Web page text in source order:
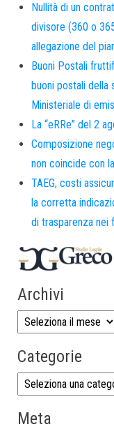
Nullità di un
divisore (360 o
allegazione del
Buoni Postali
buoni postali della
Ministeriale di
La “eRRe” del 2
Composizione
non coincide con
TAEG, costi
la corretta
di trasparenza nei
Archivi
Categorie
Meta